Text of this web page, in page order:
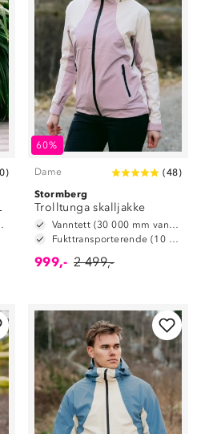
0)
60%
Dame (48)
Stormberg
Trolltunga skalljakke
Vanntett (30 000 mm vannsøyle)
Fukttransporterende (10 000 g/m2/24t)
999,- 2 499,-